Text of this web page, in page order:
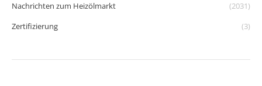
Nachrichten zum Heizölmarkt
(2031)
Zertifizierung
(3)